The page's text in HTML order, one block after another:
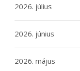
2026. július
2026. június
2026. május